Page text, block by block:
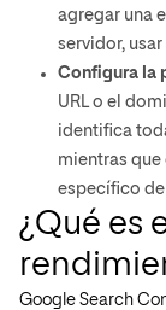
agregar una
servidor,
Configura la
URL o el
identifica
mientras que
específico
¿Qué es
Google Search